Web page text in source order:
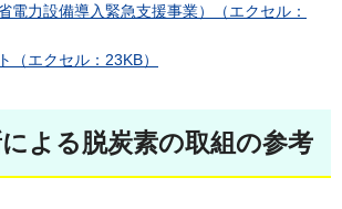
電力設備導入緊急支援事業）（エクセル：
（エクセル：23KB）
による脱炭素の取組の参考